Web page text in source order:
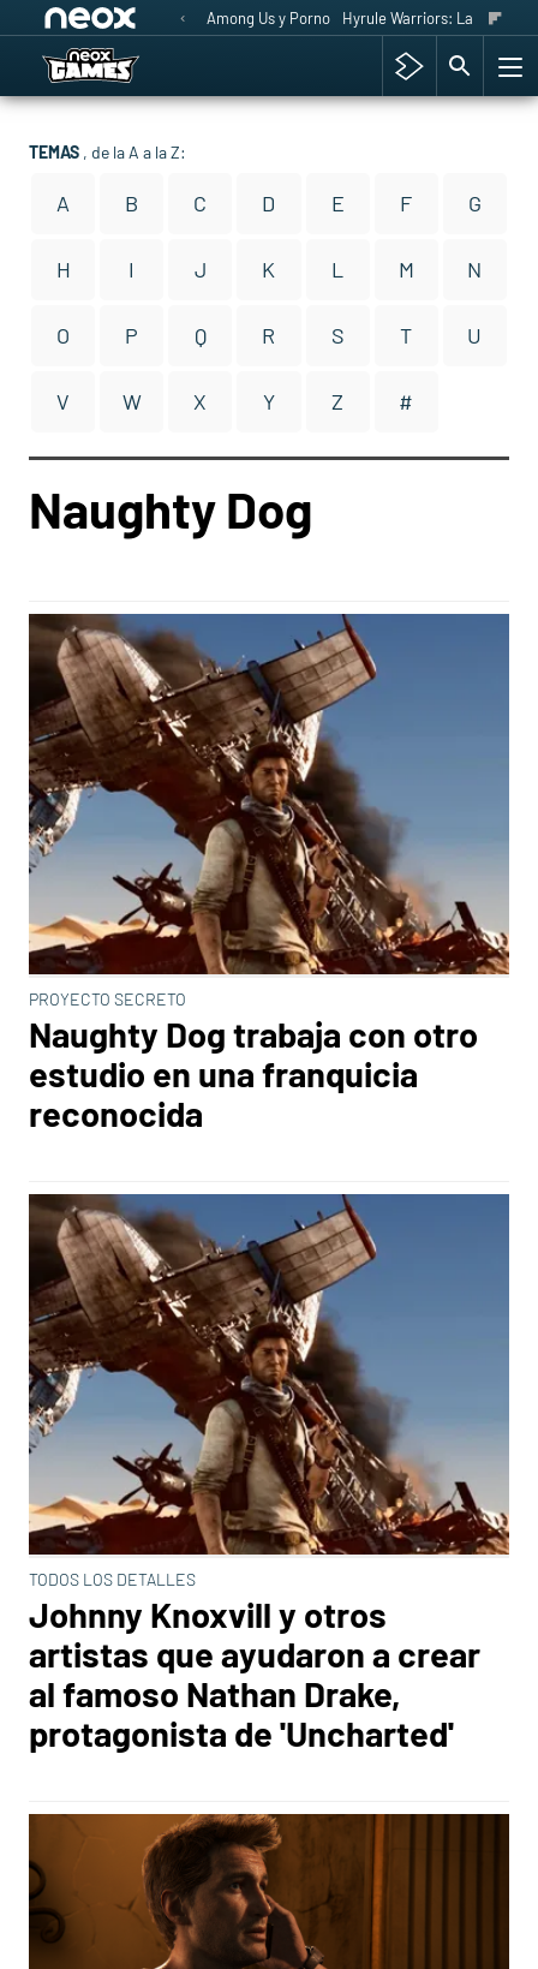
Among Us y Porno Hyrule Warriors: La Era del
TEMAS , de la A a la Z:
A B C D E F G
H I J K L M N
O P Q R S T U
V W X Y Z #
Naughty Dog
PROYECTO SECRETO
Naughty Dog trabaja con otro
estudio en una franquicia
reconocida
TODOS LOS DETALLES
Johnny Knoxvill y otros
artistas que ayudaron a crear
al famoso Nathan Drake,
protagonista de 'Uncharted'